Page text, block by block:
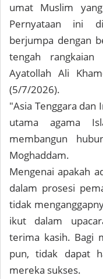
umat Muslim
Pernyataan ini
berjumpa dengan
tengah rangkaian
Ayatollah Ali
(5/7/2026).
"Asia Tenggara dan
utama agama
membangun
Moghaddam.
Mengenai apakah
dalam prosesi
tidak
ikut dalam
terima kasih. Bagi
pun, tidak dapat
mereka sukses.